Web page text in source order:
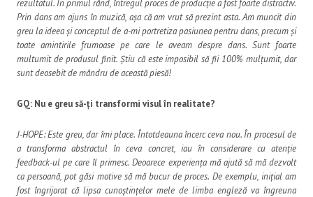
rezultatul. În primul rând, întregul proces de producție a fost foarte distractiv.
Prin dans am ajuns în muzică, așa că am vrut să prezint asta. Am muncit din
greu la ideea și conceptul de a-mi portretiza pasiunea pentru dans, precum și
toate amintirile frumoase pe care le aveam despre dans. Sunt foarte
multumit de produsul finit. Știu că este imposibil să fii 100% mulțumit, dar
sunt deosebit de mândru de această piesă!
GQ: Nu e greu să-ți transformi visul în realitate?
J-HOPE: Este greu, dar îmi place. Întotdeauna încerc ceva nou. În procesul de
a transforma abstractul în ceva concret, iau în considerare cu atenție
feedback-ul pe care îl primesc. Deoarece experiența mă ajută să mă dezvolt
ca persoană, pot găsi motive să mă bucur de proces. De exemplu, inițial am
fost îngrijorat că lipsa cunoștințelor mele de limba engleză va îngreuna